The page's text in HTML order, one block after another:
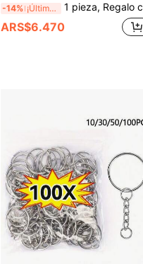
-14% ¡Últimos 3 días 1 pieza, Regalo con texto "Te Amo" en español para ella o él, regalo para el Día de San Valentín, novia, esposa, cumpleaños, aniversario de boda, recuerdo, placa acrílica con mensaje de amor, regalo para novio, esposo, te extraño, regalos para Acción de Gracias, Navidad
ARS$6.470